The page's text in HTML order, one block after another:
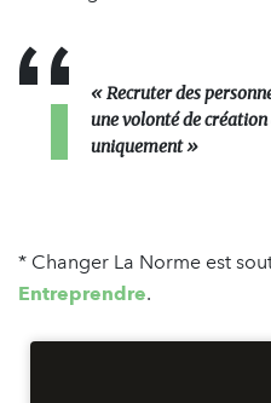
« Recruter des
une volonté de
uniquement »
* Changer La Norme est
Entreprendre.